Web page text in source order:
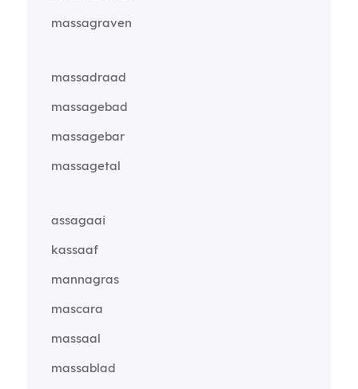
massagraven
massadraad
massagebad
massagebar
massagetal
assagaai
kassaaf
mannagras
mascara
massaal
massablad